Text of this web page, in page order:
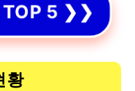
TOP 5 ❯❯
황